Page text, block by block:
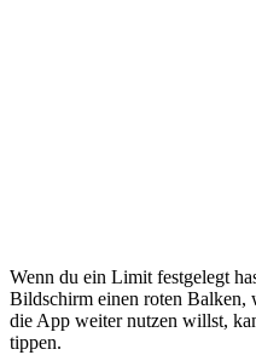
Wenn du ein Limit festgelegt
Bildschirm einen roten Balken,
die App weiter nutzen willst,
tippen.